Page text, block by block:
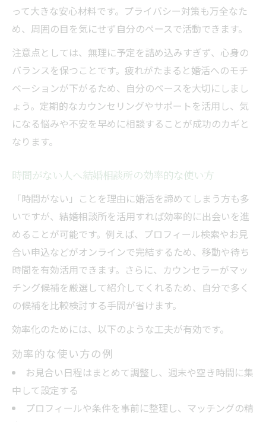
って大きな安心材料です。プライバシー対策も万全なた
め、周囲の目を気にせず自分のペースで活動できます。
注意点としては、無理に予定を詰め込みすぎず、心身の
バランスを保つことです。疲れがたまると婚活へのモチ
ベーションが下がるため、自分のペースを大切にしまし
ょう。定期的なカウンセリングやサポートを活用し、気
になる悩みや不安を早めに相談することが成功のカギと
なります。
時間がない人へ結婚相談所の効率的な使い方
「時間がない」ことを理由に婚活を諦めてしまう方も多
いですが、結婚相談所を活用すれば効率的に出会いを進
めることが可能です。例えば、プロフィール検索やお見
合い申込などがオンラインで完結するため、移動や待ち
時間を有効活用できます。さらに、カウンセラーがマッ
チング候補を厳選して紹介してくれるため、自分で多く
の候補を比較検討する手間が省けます。
効率化のためには、以下のような工夫が有効です。
効率的な使い方の例
お見合い日程はまとめて調整し、週末や空き時間に集
中して設定する
プロフィールや条件を事前に整理し、マッチングの精